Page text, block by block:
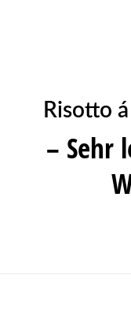
Risotto
– Sehr